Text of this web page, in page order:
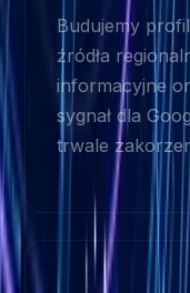
Budujemy
źródła
informacyjne
sygnał dla
trwale